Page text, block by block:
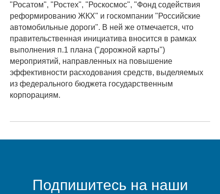
"Росатом", "Ростех", "Роскосмос", "Фонд содействия
реформированию ЖКХ" и госкомпании "Российские
автомобильные дороги". В ней же отмечается, что
правительственная инициатива вносится в рамках
выполнения п.1 плана ("дорожной карты")
мероприятий, направленных на повышение
эффективности расходования средств, выделяемых
из федерального бюджета государственным
корпорациям.
Подпишитесь на наши